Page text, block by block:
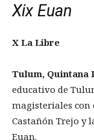
Xix Euan
X La Libre
Tulum, Quintana
educativo de
magisteriales con
Castañón Trejo y
Euan.